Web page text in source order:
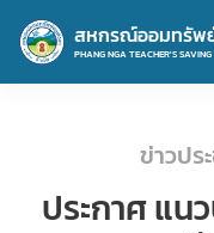
สหกรณ์ออมทรัพ
PHANG NGA TEACHER'S
ข่าวปร
ประกาศ แน